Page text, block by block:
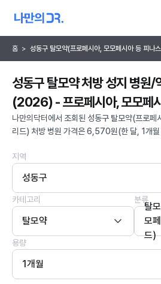
홈 > 성동구 탈모약(프로페시아, 모모페시아 등 피나
성동구 탈모약 처방 성지 병원/
(2026) - 프로페시아, 모모페
나만의닥터에서 조회된 성동구 탈모약(프로페
리드) 처방 병원 가격은 6,570원(한 달, 1개월
지역
성동구
카테고리
탈모약
분류
탈
모
드)
용량
1개월